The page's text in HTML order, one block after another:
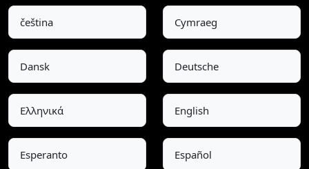
čeština Cymraeg
Dansk Deutsche
Ελληνικά English
Esperanto Español